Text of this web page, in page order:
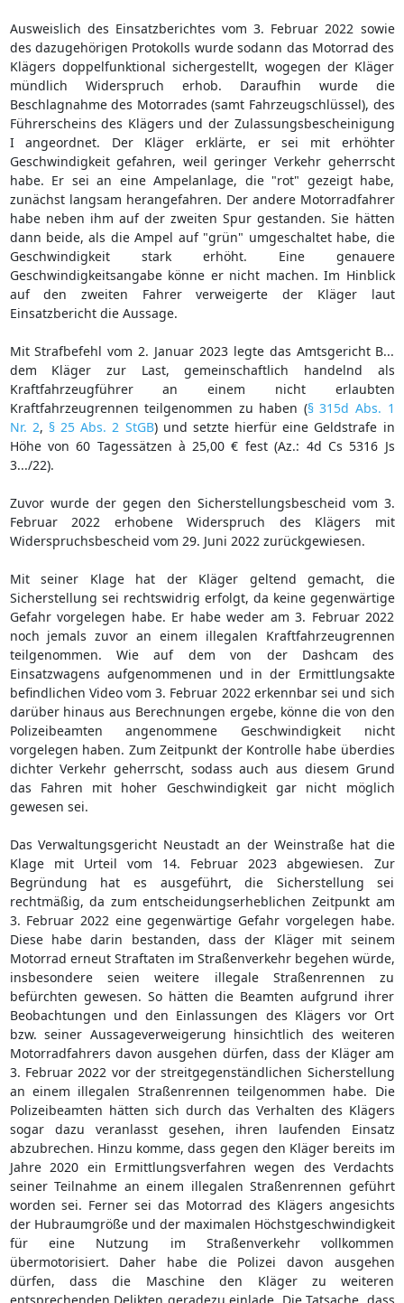
Ausweislich des Einsatzberichtes vom 3. Februar 2022 sowie
des dazugehörigen Protokolls wurde sodann das Motorrad des
Klägers doppelfunktional sichergestellt, wogegen der Kläger
mündlich Widerspruch erhob. Daraufhin wurde die
Beschlagnahme des Motorrades (samt Fahrzeugschlüssel), des
Führerscheins des Klägers und der Zulassungsbescheinigung
I angeordnet. Der Kläger erklärte, er sei mit erhöhter
Geschwindigkeit gefahren, weil geringer Verkehr geherrscht
habe. Er sei an eine Ampelanlage, die "rot" gezeigt habe,
zunächst langsam herangefahren. Der andere Motorradfahrer
habe neben ihm auf der zweiten Spur gestanden. Sie hätten
dann beide, als die Ampel auf "grün" umgeschaltet habe, die
Geschwindigkeit stark erhöht. Eine genauere
Geschwindigkeitsangabe könne er nicht machen. Im Hinblick
auf den zweiten Fahrer verweigerte der Kläger laut
Einsatzbericht die Aussage.
Mit Strafbefehl vom 2. Januar 2023 legte das Amtsgericht B...
dem Kläger zur Last, gemeinschaftlich handelnd als
Kraftfahrzeugführer an einem nicht erlaubten
Kraftfahrzeugrennen teilgenommen zu haben (§ 315d Abs. 1
Nr. 2, § 25 Abs. 2 StGB) und setzte hierfür eine Geldstrafe in
Höhe von 60 Tagessätzen à 25,00 € fest (Az.: 4d Cs 5316 Js
3.../22).
Zuvor wurde der gegen den Sicherstellungsbescheid vom 3.
Februar 2022 erhobene Widerspruch des Klägers mit
Widerspruchsbescheid vom 29. Juni 2022 zurückgewiesen.
Mit seiner Klage hat der Kläger geltend gemacht, die
Sicherstellung sei rechtswidrig erfolgt, da keine gegenwärtige
Gefahr vorgelegen habe. Er habe weder am 3. Februar 2022
noch jemals zuvor an einem illegalen Kraftfahrzeugrennen
teilgenommen. Wie auf dem von der Dashcam des
Einsatzwagens aufgenommenen und in der Ermittlungsakte
befindlichen Video vom 3. Februar 2022 erkennbar sei und sich
darüber hinaus aus Berechnungen ergebe, könne die von den
Polizeibeamten angenommene Geschwindigkeit nicht
vorgelegen haben. Zum Zeitpunkt der Kontrolle habe überdies
dichter Verkehr geherrscht, sodass auch aus diesem Grund
das Fahren mit hoher Geschwindigkeit gar nicht möglich
gewesen sei.
Das Verwaltungsgericht Neustadt an der Weinstraße hat die
Klage mit Urteil vom 14. Februar 2023 abgewiesen. Zur
Begründung hat es ausgeführt, die Sicherstellung sei
rechtmäßig, da zum entscheidungserheblichen Zeitpunkt am
3. Februar 2022 eine gegenwärtige Gefahr vorgelegen habe.
Diese habe darin bestanden, dass der Kläger mit seinem
Motorrad erneut Straftaten im Straßenverkehr begehen würde,
insbesondere seien weitere illegale Straßenrennen zu
befürchten gewesen. So hätten die Beamten aufgrund ihrer
Beobachtungen und den Einlassungen des Klägers vor Ort
bzw. seiner Aussageverweigerung hinsichtlich des weiteren
Motorradfahrers davon ausgehen dürfen, dass der Kläger am
3. Februar 2022 vor der streitgegenständlichen Sicherstellung
an einem illegalen Straßenrennen teilgenommen habe. Die
Polizeibeamten hätten sich durch das Verhalten des Klägers
sogar dazu veranlasst gesehen, ihren laufenden Einsatz
abzubrechen. Hinzu komme, dass gegen den Kläger bereits im
Jahre 2020 ein Ermittlungsverfahren wegen des Verdachts
seiner Teilnahme an einem illegalen Straßenrennen geführt
worden sei. Ferner sei das Motorrad des Klägers angesichts
der Hubraumgröße und der maximalen Höchstgeschwindigkeit
für eine Nutzung im Straßenverkehr vollkommen
übermotorisiert. Daher habe die Polizei davon ausgehen
dürfen, dass die Maschine den Kläger zu weiteren
entsprechenden Delikten geradezu einlade. Die Tatsache, dass